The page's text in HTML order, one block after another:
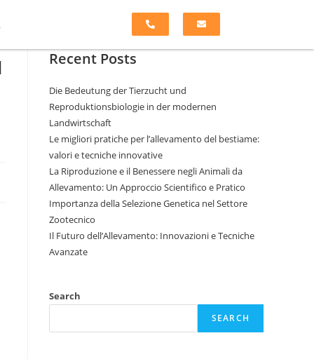
Recent Posts
Die Bedeutung der Tierzucht und
Reproduktionsbiologie in der modernen
Landwirtschaft
Le migliori pratiche per l’allevamento del bestiame:
valori e tecniche innovative
La Riproduzione e il Benessere negli Animali da
Allevamento: Un Approccio Scientifico e Pratico
Importanza della Selezione Genetica nel Settore
Zootecnico
Il Futuro dell’Allevamento: Innovazioni e Tecniche
Avanzate
Search
SEARCH